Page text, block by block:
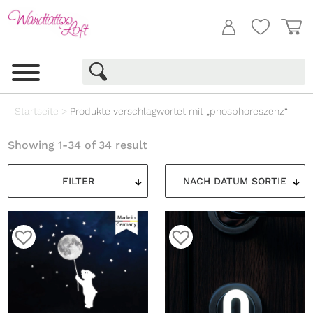
Startseite > Produkte verschlagwortet mit „phosphoreszenz“
FILTER
Showing 1-34 of 34 result